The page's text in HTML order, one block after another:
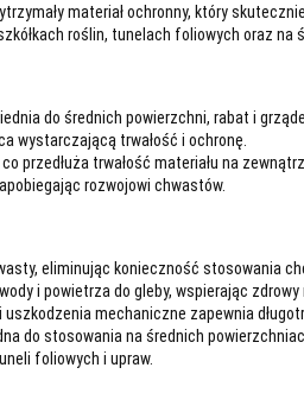
materiał ochronny, który
roślin, tunelach foliowych oraz na
do średnich powierzchni, rabat i
wystarczającą trwałość i ochronę.
przedłuża trwałość materiału na zewnątrz.
rozwojowi chwastów.
eliminując konieczność stosowania
i powietrza do gleby, wspierając zdrowy
mechaniczne zapewnia
do stosowania na średnich
foliowych i upraw.